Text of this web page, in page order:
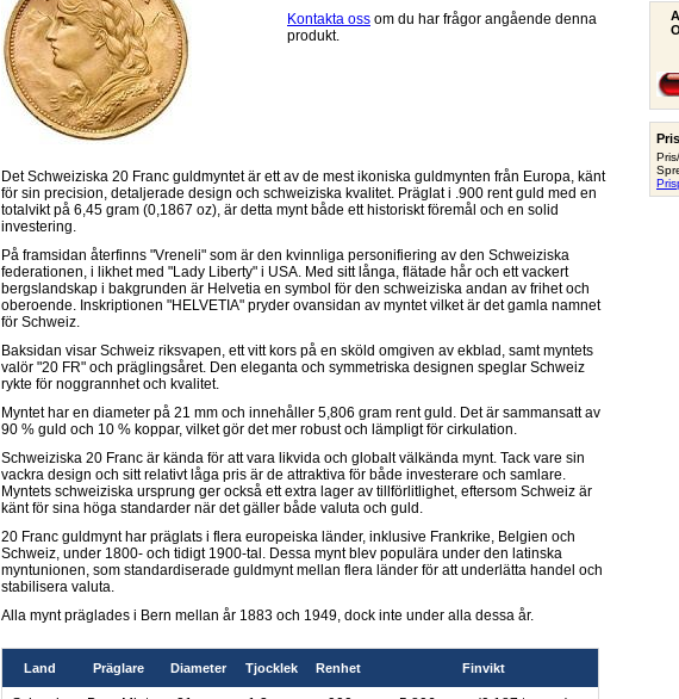
Kontakta oss om du har frågor angående denna
produkt.
Det Schweiziska 20 Franc guldmyntet är ett av de mest ikoniska guldmynten från Europa, känt
för sin precision, detaljerade design och schweiziska kvalitet. Präglat i .900 rent guld med en
totalvikt på 6,45 gram (0,1867 oz), är detta mynt både ett historiskt föremål och en solid
investering.
På framsidan återfinns "Vreneli" som är den kvinnliga personifiering av den Schweiziska
federationen, i likhet med "Lady Liberty" i USA. Med sitt långa, flätade hår och ett vackert
bergslandskap i bakgrunden är Helvetia en symbol för den schweiziska andan av frihet och
oberoende. Inskriptionen "HELVETIA" pryder ovansidan av myntet vilket är det gamla namnet
för Schweiz.
Baksidan visar Schweiz riksvapen, ett vitt kors på en sköld omgiven av ekblad, samt myntets
valör "20 FR" och präglingsåret. Den eleganta och symmetriska designen speglar Schweiz
rykte för noggrannhet och kvalitet.
Myntet har en diameter på 21 mm och innehåller 5,806 gram rent guld. Det är sammansatt av
90 % guld och 10 % koppar, vilket gör det mer robust och lämpligt för cirkulation.
Schweiziska 20 Franc är kända för att vara likvida och globalt välkända mynt. Tack vare sin
vackra design och sitt relativt låga pris är de attraktiva för både investerare och samlare.
Myntets schweiziska ursprung ger också ett extra lager av tillförlitlighet, eftersom Schweiz är
känt för sina höga standarder när det gäller både valuta och guld.
20 Franc guldmynt har präglats i flera europeiska länder, inklusive Frankrike, Belgien och
Schweiz, under 1800- och tidigt 1900-tal. Dessa mynt blev populära under den latinska
myntunionen, som standardiserade guldmynt mellan flera länder för att underlätta handel och
stabilisera valuta.
Alla mynt präglades i Bern mellan år 1883 och 1949, dock inte under alla dessa år.
Land Präglare Diameter Tjocklek Renhet Finvikt